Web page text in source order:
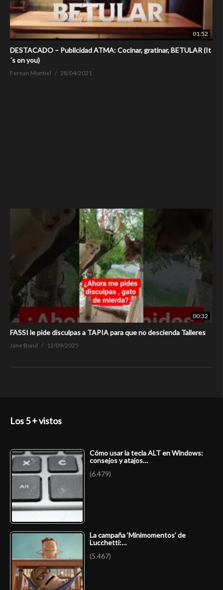
01:52
DESTACADO – Publicidad ATMA: Cocinar, gratinar, BETULAR (It
´s on you)
Fernan Montiel 28/04/2021
00:32
FASSI le pide disculpas a TAPIA para que no descienda Talleres
Jane Bond 12/09/2025
Los 5 + vistos
Cómo usar la tecla ALT en Windows:
consejos y atajos…
(6.479)
La campaña ‘Minimomentos’ de
Lucchetti:…
(5.467)